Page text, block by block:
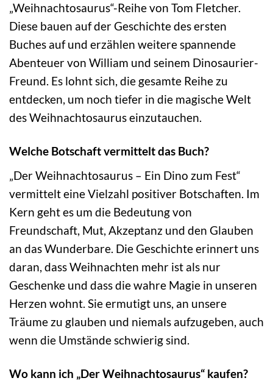
„Weihnachtosaurus“-Reihe von Tom Fletcher.
Diese bauen auf der Geschichte des ersten
Buches auf und erzählen weitere spannende
Abenteuer von William und seinem Dinosaurier-
Freund. Es lohnt sich, die gesamte Reihe zu
entdecken, um noch tiefer in die magische Welt
des Weihnachtosaurus einzutauchen.
Welche Botschaft vermittelt das Buch?
„Der Weihnachtosaurus – Ein Dino zum Fest“
vermittelt eine Vielzahl positiver Botschaften. Im
Kern geht es um die Bedeutung von
Freundschaft, Mut, Akzeptanz und den Glauben
an das Wunderbare. Die Geschichte erinnert uns
daran, dass Weihnachten mehr ist als nur
Geschenke und dass die wahre Magie in unseren
Herzen wohnt. Sie ermutigt uns, an unsere
Träume zu glauben und niemals aufzugeben, auch
wenn die Umstände schwierig sind.
Wo kann ich „Der Weihnachtosaurus“ kaufen?